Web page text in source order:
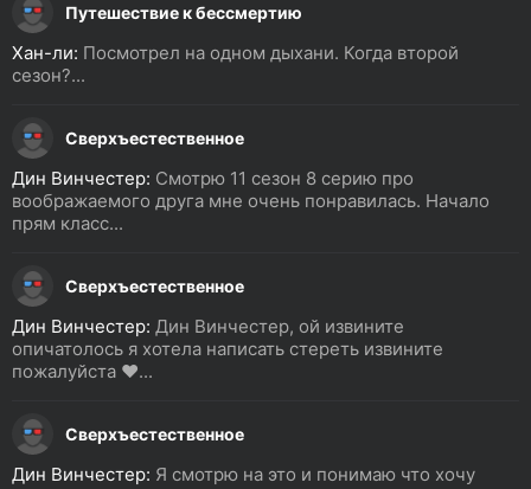
Путешествие к бессмертию
Хан-ли: Посмотрел на одном дыхани. Когда второй
сезон?...
Сверхъестественное
Дин Винчестер: Смотрю 11 сезон 8 серию про
воображаемого друга мне очень понравилась. Начало
прям класс...
Сверхъестественное
Дин Винчестер: Дин Винчестер, ой извините
опичатолось я хотела написать стереть извините
пожалуйста ❤️...
Сверхъестественное
Дин Винчестер: Я смотрю на это и понимаю что хочу